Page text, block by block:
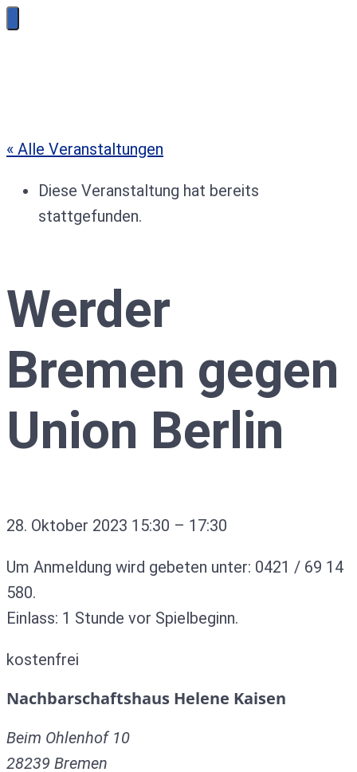
« Alle Veranstaltungen
Diese Veranstaltung hat bereits
stattgefunden.
Werder
Bremen gegen
Union Berlin
28. Oktober 2023 15:30 – 17:30
Um Anmeldung wird gebeten unter: 0421 / 69 14
580.
Einlass: 1 Stunde vor Spielbeginn.
kostenfrei
Nachbarschaftshaus Helene Kaisen
Beim Ohlenhof 10
28239 Bremen